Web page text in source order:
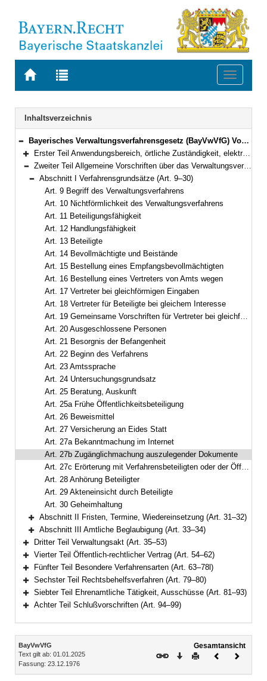
Zur
BAYERN.RECHT
Zur
letzten
Suche
Toggle
Navigation
Inhaltsverzeichnis
Bereich reduzieren
Bayerisches Verwaltungsverfahrensgesetz (BayVwVfG) Vom 23. Dezember 1976 (BayRS II S. 213) BayRS 2010-1-I (Art. 1–99)
Bereich erweitern
Erster Teil Anwendungsbereich, örtliche Zuständigkeit, elektronische Kommunikation, Amtshilfe, europäische Verwaltungszusammenarbeit (Art. 1–8e)
Bereich reduzieren
Zweiter Teil Allgemeine Vorschriften über das Verwaltungsverfahren (Art. 9–34)
Bereich reduzieren
Abschnitt I Verfahrensgrundsätze (Art. 9–30)
Art. 9 Begriff des Verwaltungsverfahrens
Art. 10 Nichtförmlichkeit des Verwaltungsverfahrens
Art. 11 Beteiligungsfähigkeit
Art. 12 Handlungsfähigkeit
Art. 13 Beteiligte
Art. 14 Bevollmächtigte und Beistände
Art. 15 Bestellung eines Empfangsbevollmächtigten
Art. 16 Bestellung eines Vertreters von Amts wegen
Art. 17 Vertreter bei gleichförmigen Eingaben
Art. 18 Vertreter für Beteiligte bei gleichem Interesse
Art. 19 Gemeinsame Vorschriften für Vertreter bei gleichförmigen Eingaben und bei gleichem Interesse
Art. 20 Ausgeschlossene Personen
Art. 21 Besorgnis der Befangenheit
Art. 22 Beginn des Verfahrens
Art. 23 Amtssprache
Art. 24 Untersuchungsgrundsatz
Art. 25 Beratung, Auskunft
Art. 25a Frühe Öffentlichkeitsbeteiligung
Art. 26 Beweismittel
Art. 27 Versicherung an Eides Statt
Art. 27a Bekanntmachung im Internet
Art. 27b Zugänglichmachung auszulegender Dokumente
Art. 27c Erörterung mit Verfahrensbeteiligten oder der Öffentlichkeit
Art. 28 Anhörung Beteiligter
Art. 29 Akteneinsicht durch Beteiligte
Art. 30 Geheimhaltung
Bereich erweitern
Abschnitt II Fristen, Termine, Wiedereinsetzung (Art. 31–32)
Bereich erweitern
Abschnitt III Amtliche Beglaubigung (Art. 33–34)
Bereich erweitern
Dritter Teil Verwaltungsakt (Art. 35–53)
Bereich erweitern
Vierter Teil Öffentlich-rechtlicher Vertrag (Art. 54–62)
Bereich erweitern
Fünfter Teil Besondere Verfahrensarten (Art. 63–78l)
Bereich erweitern
Sechster Teil Rechtsbehelfsverfahren (Art. 79–80)
Bereich erweitern
Siebter Teil Ehrenamtliche Tätigkeit, Ausschüsse (Art. 81–93)
Achter Teil Schlußvorschriften (Art. 94–99)
Inhalt
BayVwVfG
Text gilt ab: 01.01.2025
Fassung: 23.12.1976
Gesamtansicht
Download
DruckenVorheriges